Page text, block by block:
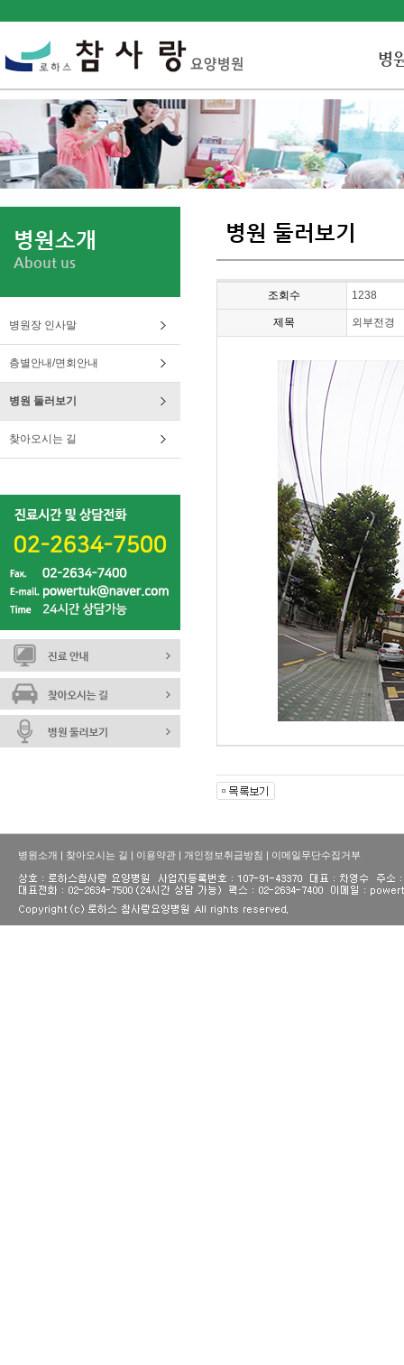
병
병원소개
About us
병원장 인사말
층별안내/면회안내
병원 둘러보기
찾아오시는 길
병원 둘러보기
조회수 1238
제목 외부전경
병원소개 | 찾아오시는 길 | 이용약관 | 개인정보취급방침 | 이메일무단수집거부